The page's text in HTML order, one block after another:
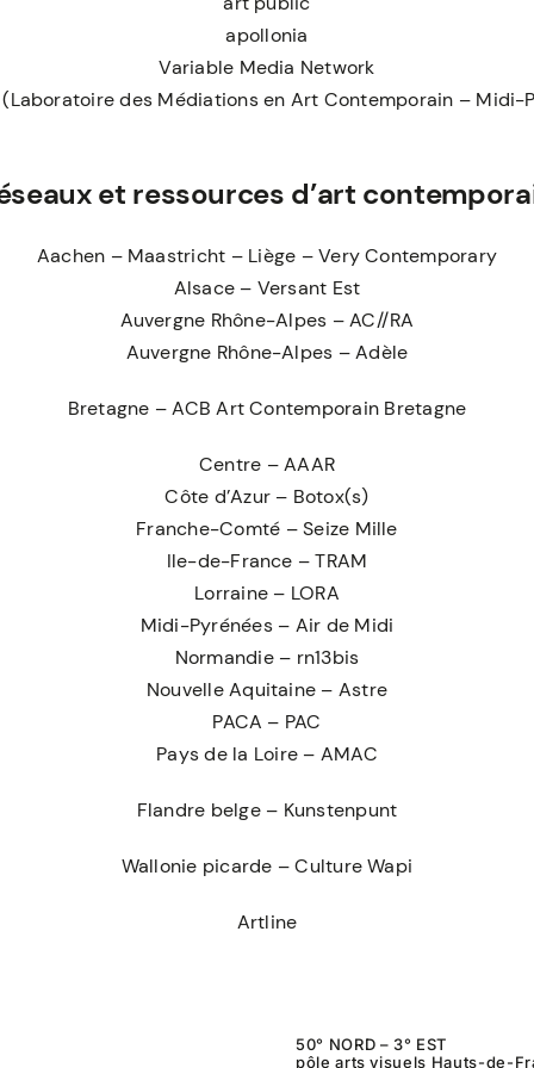
apollonia
Variable Media Network
(Laboratoire des Médiations en Art Contemporain – Midi-
et ressources d’art
Aachen – Maastricht – Liège – Very Contemporary
Alsace – Versant Est
Auvergne Rhône-Alpes – AC//RA
Auvergne Rhône-Alpes – Adèle
Bretagne – ACB Art Contemporain Bretagne
Centre – AAAR
Côte d’Azur – Botox(s)
Franche-Comté – Seize Mille
Ile-de-France – TRAM
Lorraine – LORA
Midi-Pyrénées – Air de Midi
Normandie – rn13bis
Nouvelle Aquitaine – Astre
PACA – PAC
Pays de la Loire – AMAC
Flandre belge – Kunstenpunt
Wallonie picarde – Culture Wapi
Artline
50° NORD – 3° EST
pôle arts visuels Hauts-de-